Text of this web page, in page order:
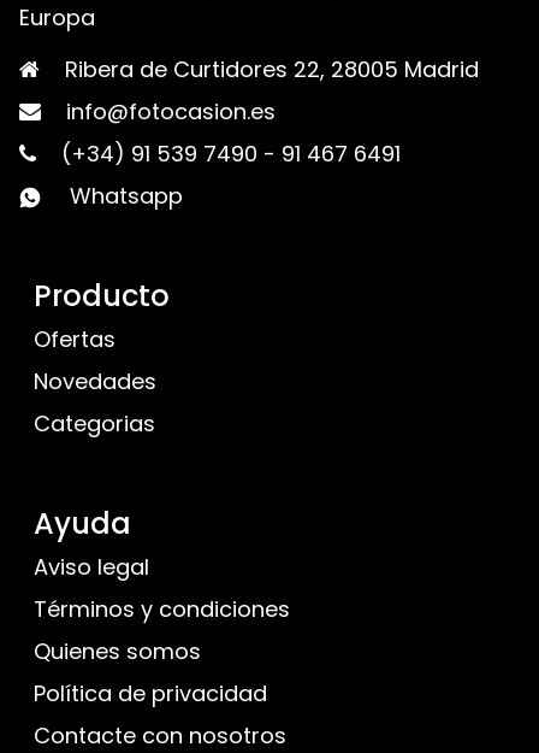
Europa
Ribera de Curtidores 22, 28005 Madrid
info@fotocasion.es
(+34) 91 539 7490 - 91 467 6491
Whatsapp
Producto
Ofertas
Novedades
Categorias
Ayuda
Aviso legal
Términos y condiciones
Quienes somos
Política de privacidad
Contacte con nosotros